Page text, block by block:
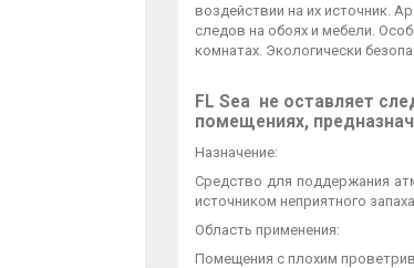
воздействии на их источник.
следов на обоях и мебели.
комнатах. Экологически
FL Sea не оставляет
помещениях,
Назначение:
Средство для поддержания
источником неприятного
Область применения:
Помещения с плохим